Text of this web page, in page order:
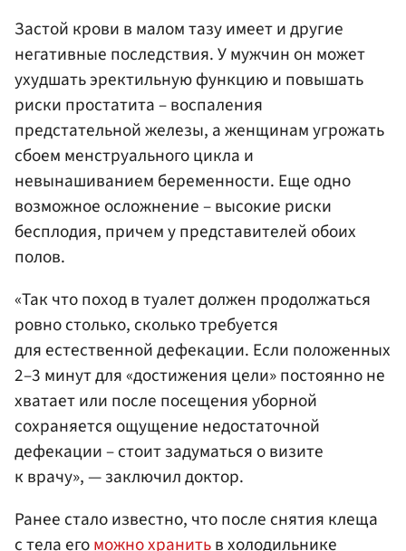
Застой крови в малом тазу имеет и другие
негативные последствия. У мужчин он может
ухудшать эректильную функцию и повышать
риски простатита – воспаления
предстательной железы, а женщинам угрожать
сбоем менструального цикла и
невынашиванием беременности. Еще одно
возможное осложнение – высокие риски
бесплодия, причем у представителей обоих
полов.
«Так что поход в туалет должен продолжаться
ровно столько, сколько требуется
для естественной дефекации. Если положенных
2–3 минут для «достижения цели» постоянно не
хватает или после посещения уборной
сохраняется ощущение недостаточной
дефекации – стоит задуматься о визите
к врачу», — заключил доктор.
Ранее стало известно, что после снятия клеща
с тела егоможно хранитьв холодильнике